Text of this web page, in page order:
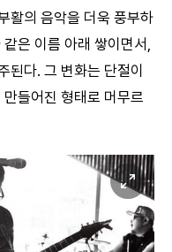
활의 음악을 더욱 풍부하
은 이름 아래 쌓이면서,
된다. 그 변화는 단절이
들어진 형태로 머무르